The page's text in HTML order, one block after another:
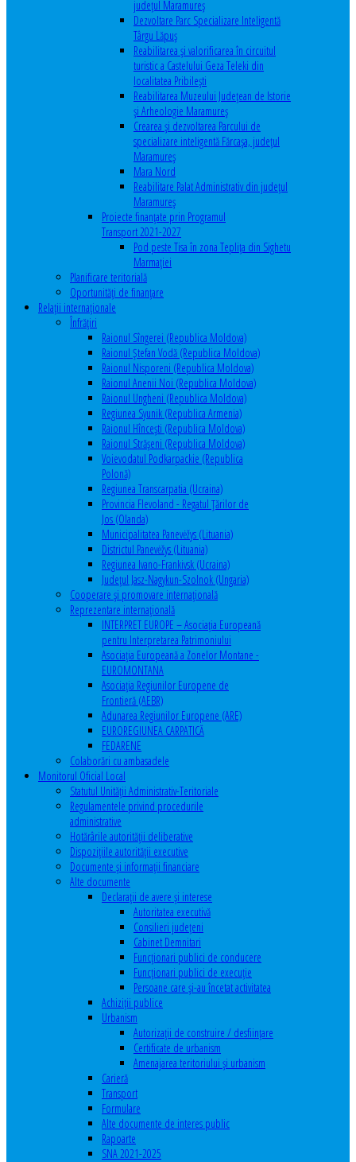
județul Maramureș
Dezvoltare Parc Specializare Inteligentă
Târgu Lăpuș
Reabilitarea și valorificarea în circuitul
turistic a Castelului Geza Teleki din
localitatea Pribilești
Reabilitarea Muzeului Județean de Istorie
și Arheologie Maramureș
Crearea și dezvoltarea Parcului de
specializare inteligentă Fărcașa, județul
Maramureș
Mara Nord
Reabilitare Palat Administrativ din județul
Maramureș
Proiecte finanțate prin Programul
Transport 2021-2027
Pod peste Tisa în zona Teplița din Sighetu
Marmației
Planificare teritorială
Oportunităţi de finanţare
Relaţii internaţionale
Înfrăţiri
Raionul Sîngerei (Republica Moldova)
Raionul Ștefan Vodă (Republica Moldova)
Raionul Nisporeni (Republica Moldova)
Raionul Anenii Noi (Republica Moldova)
Raionul Ungheni (Republica Moldova)
Regiunea Syunik (Republica Armenia)
Raionul Hîncești (Republica Moldova)
Raionul Străşeni (Republica Moldova)
Voievodatul Podkarpackie (Republica
Polonă)
Regiunea Transcarpatia (Ucraina)
Provincia Flevoland - Regatul Ţărilor de
Jos (Olanda)
Municipalitatea Panevėžys (Lituania)
Districtul Panevėžys (Lituania)
Regiunea Ivano-Frankivsk (Ucraina)
Judeţul Jasz-Nagykun-Szolnok (Ungaria)
Cooperare şi promovare internaţională
Reprezentare internaţională
INTERPRET EUROPE – Asociația Europeană
pentru Interpretarea Patrimoniului
Asociația Europeană a Zonelor Montane -
EUROMONTANA
Asociația Regiunilor Europene de
Frontieră (AEBR)
Adunarea Regiunilor Europene (ARE)
EUROREGIUNEA CARPATICĂ
FEDARENE
Colaborări cu ambasadele
Monitorul Oficial Local
Statutul Unităţii Administrativ-Teritoriale
Regulamentele privind procedurile
administrative
Hotărârile autorităţii deliberative
Dispoziţiile autorităţii executive
Documente şi informaţii financiare
Alte documente
Declaraţii de avere şi interese
Autoritatea executivă
Consilieri judeţeni
Cabinet Demnitari
Funcţionari publici de conducere
Funcționari publici de execuție
Persoane care şi-au încetat activitatea
Achiziţii publice
Urbanism
Autorizații de construire / desființare
Certificate de urbanism
Amenajarea teritoriului şi urbanism
Carieră
Transport
Formulare
Alte documente de interes public
Rapoarte
SNA 2021-2025